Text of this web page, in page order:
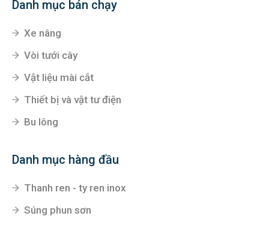
Danh mục bán chạy
Xe nâng
Vòi tưới cây
Vật liệu mài cắt
Thiết bị và vật tư điện
Bu lông
Danh mục hàng đầu
Thanh ren - ty ren inox
Súng phun sơn